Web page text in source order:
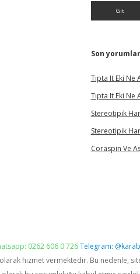
Son yorumlar
Tıpta It Eki Ne
Tıpta It Eki Ne
Stereotipik
Stereotipik
Coraspin Ve
0262 606 0 726Telegram:
olarak hizmet vermektedir. Bu